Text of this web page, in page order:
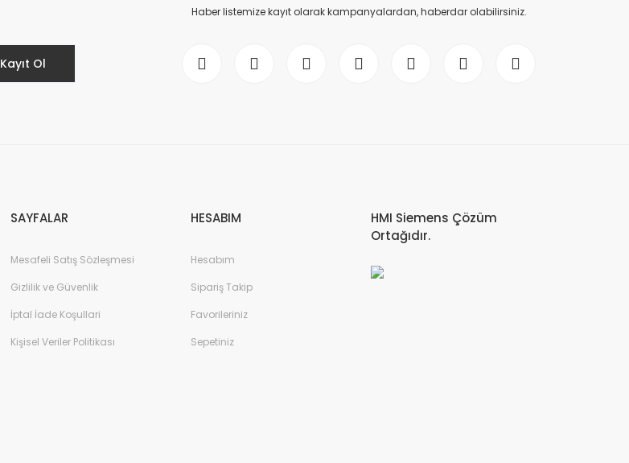
Kayıt Ol
Haber listemize kayıt olarak kampanyalardan, haberdar olabilirsiniz.
SAYFALAR
Mesafeli Satış Sözleşmesi
Gizlilik ve Güvenlik
İptal İade Koşullari
Kişisel Veriler Politikası
HESABIM
Hesabım
Sipariş Takip
Favorileriniz
Sepetiniz
HMI Siemens Çözüm
Ortağıdır.